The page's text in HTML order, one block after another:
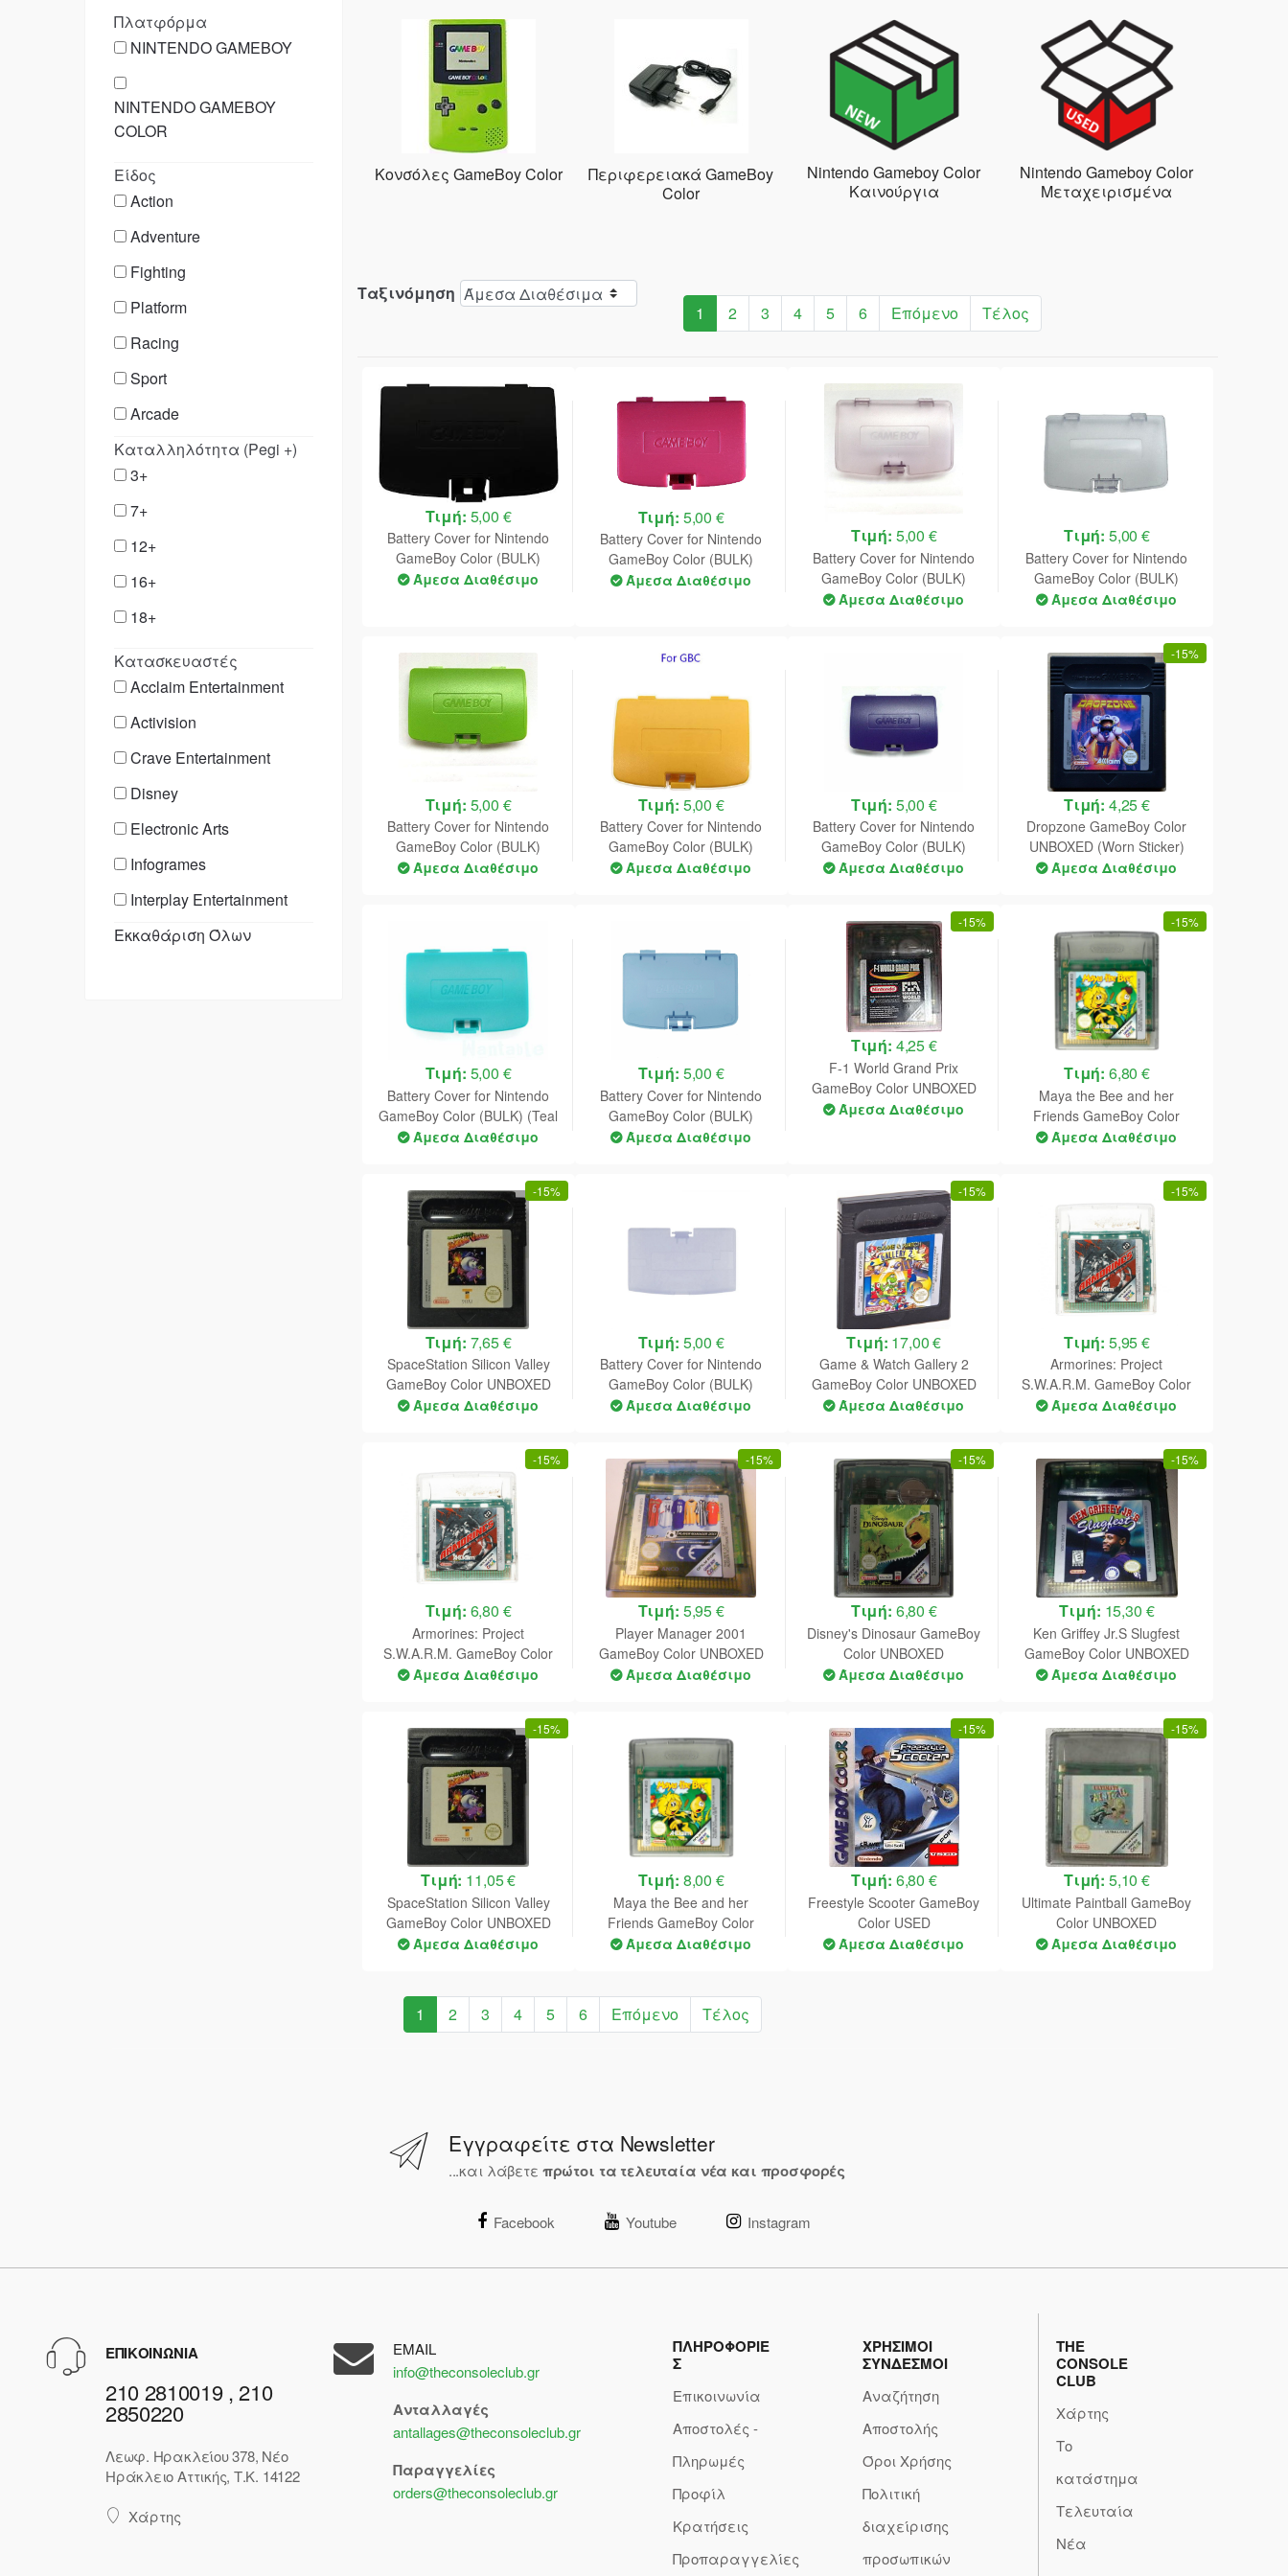
Πλατφόρμα
NINTENDO GAMEBOY
NINTENDO GAMEBOY
COLOR
Είδος
Action
Adventure
Fighting
Platform
Racing
Sport
Arcade
Kαταλληλότητα (Pegi +)
3+
7+
12+
16+
18+
Κατασκευαστές
Acclaim Entertainment
Activision
Crave Entertainment
Disney
Electronic Arts
Infogrames
Interplay Entertainment
Konami
Εκκαθάριση Όλων
Κονσόλες GameBoy Color
Περιφερειακά GameBoy
Color
Nintendo Gameboy Color
Καινούργια
Nintendo Gameboy Color
Μεταχειρισμένα
Ταξινόμηση
1
2 3 4 5 6 Επόμενο Τέλος
Τιμή: 5,00 €
Battery Cover for Nintendo
GameBoy Color (BULK)
(Black)
Άμεσα Διαθέσιμο
Τιμή: 5,00 €
Battery Cover for Nintendo
GameBoy Color (BULK)
(Pink)
Άμεσα Διαθέσιμο
Τιμή: 5,00 €
Battery Cover for Nintendo
GameBoy Color (BULK)
(Crystal Purple)
Άμεσα Διαθέσιμο
Τιμή: 5,00 €
Battery Cover for Nintendo
GameBoy Color (BULK)
(Crystal Clear)
Άμεσα Διαθέσιμο
Τιμή: 5,00 €
Battery Cover for Nintendo
GameBoy Color (BULK)
(Green)
Άμεσα Διαθέσιμο
Τιμή: 5,00 €
Battery Cover for Nintendo
GameBoy Color (BULK)
(Yellow)
Άμεσα Διαθέσιμο
Τιμή: 5,00 €
Battery Cover for Nintendo
GameBoy Color (BULK)
(Purple)
Άμεσα Διαθέσιμο
-15%
Τιμή: 4,25 €
Dropzone GameBoy Color
UNBOXED (Worn Sticker)
Άμεσα Διαθέσιμο
Τιμή: 5,00 €
Battery Cover for Nintendo
GameBoy Color (BULK) (Teal
Blue)
Άμεσα Διαθέσιμο
Τιμή: 5,00 €
Battery Cover for Nintendo
GameBoy Color (BULK)
(Crystal Blue)
Άμεσα Διαθέσιμο
-15%
Τιμή: 4,25 €
F-1 World Grand Prix
GameBoy Color UNBOXED
Άμεσα Διαθέσιμο
-15%
Τιμή: 6,80 €
Maya the Bee and her
Friends GameBoy Color
UNBOXED (Worn Sticker)
Άμεσα Διαθέσιμο
-15%
Τιμή: 7,65 €
SpaceStation Silicon Valley
GameBoy Color UNBOXED
Άμεσα Διαθέσιμο
Τιμή: 5,00 €
Battery Cover for Nintendo
GameBoy Color (BULK)
(White)
Άμεσα Διαθέσιμο
-15%
Τιμή: 17,00 €
Game & Watch Gallery 2
GameBoy Color UNBOXED
(Worn Sticker)
Άμεσα Διαθέσιμο
-15%
Τιμή: 5,95 €
Armorines: Project
S.W.A.R.M. GameBoy Color
UNBOXED (Worn Sticker)
Άμεσα Διαθέσιμο
-15%
Τιμή: 6,80 €
Armorines: Project
S.W.A.R.M. GameBoy Color
UNBOXED
Άμεσα Διαθέσιμο
-15%
Τιμή: 5,95 €
Player Manager 2001
GameBoy Color UNBOXED
Άμεσα Διαθέσιμο
-15%
Τιμή: 6,80 €
Disney's Dinosaur GameBoy
Color UNBOXED
Άμεσα Διαθέσιμο
-15%
Τιμή: 15,30 €
Ken Griffey Jr.S Slugfest
GameBoy Color UNBOXED
(NTSC)
Άμεσα Διαθέσιμο
-15%
Τιμή: 11,05 €
SpaceStation Silicon Valley
GameBoy Color UNBOXED
(Worn Sticker)
Άμεσα Διαθέσιμο
Τιμή: 8,00 €
Maya the Bee and her
Friends GameBoy Color
UNBOXED
Άμεσα Διαθέσιμο
-15%
Τιμή: 6,80 €
Freestyle Scooter GameBoy
Color USED
Άμεσα Διαθέσιμο
-15%
Τιμή: 5,10 €
Ultimate Paintball GameBoy
Color UNBOXED
Άμεσα Διαθέσιμο
1 2 3 4 5 6 Επόμενο Τέλος
Εγγραφείτε στα Newsletter
...και λάβετε πρώτοι τα τελευταία νέα και προσφορές
Facebook Youtube Instagram
ΕΠΙΚΟΙΝΩΝΙΑ
210 2810019 , 210
2850220
Λεωφ. Ηρακλείου 378, Νέο
Ηράκλειο Αττικής, Τ.Κ. 14122
Χάρτης
EMAIL
info@theconsoleclub.gr
Ανταλλαγές
antallages@theconsoleclub.gr
Παραγγελίες
orders@theconsoleclub.gr
ΠΛΗΡΟΦΟΡΙΕ
Σ
Επικοινωνία
Αποστολές -
Πληρωμές
Προφίλ
Κρατήσεις
Προπαραγγελίες
ΧΡΗΣΙΜΟΙ
ΣΥΝΔΕΣΜΟΙ
Αναζήτηση
Αποστολής
Όροι Χρήσης
Πολιτική
διαχείρισης
προσωπικών
THE
CONSOLE
CLUB
Χάρτης
Το
κατάστημα
Τελευταία
Νέα